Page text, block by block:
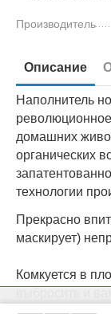
Производитель
Описание
Наполнитель
домашних
органических
технологии
Прекрасно
маскирует)
Комкуется в
лотка.